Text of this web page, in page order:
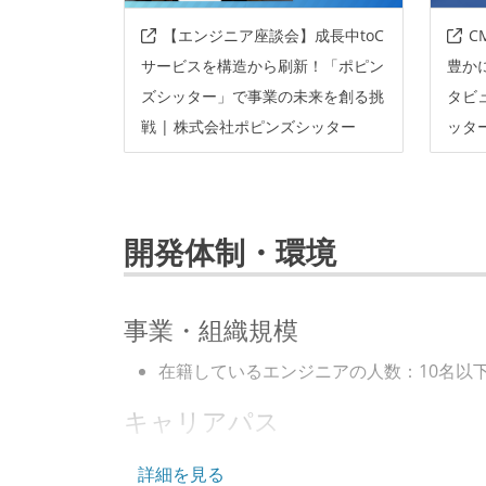
【エンジニア座談会】成長中toC
サービスを構造から刷新！「ポピン
ズシッター」で事業の未来を創る挑
戦 | 株式会社ポピンズシッター
豊か
タビ
ッタ
開発体制・環境
事業・組織規模
在籍しているエンジニアの人数：10名以
キャリアパス
エンジニアの人事評価にエンジニア経験
詳細を見る